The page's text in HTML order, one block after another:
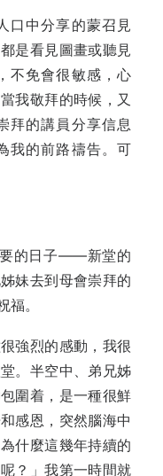
口中分享的蒙召見
是看見圖畫或聽見
不免會很敏感，心
我敬拜的時候，又
拜的講員分享信息
我的前路禱告。可
的日子——新堂的
妹去到母會崇拜的
。
強烈的感動，我很
。半空中、弟兄姊
圍着，是一種很鮮
感恩，突然腦海中
什麼這幾年持續的
？」我第一時間就